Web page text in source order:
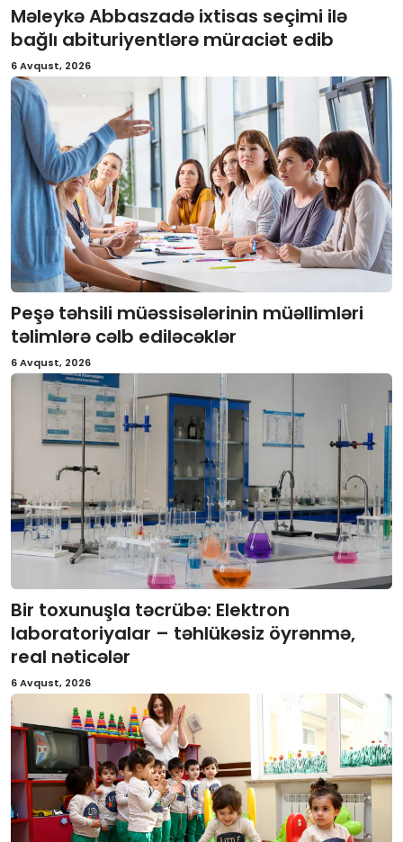
İctimai şura
Dünya
Məleykə Abbaszadə ixtisas seçimi ilə
bağlı abituriyentlərə müraciət edib
6 Avqust, 2026
Peşə təhsili müəssisələrinin müəllimləri
təlimlərə cəlb ediləcəklər
6 Avqust, 2026
Bir toxunuşla təcrübə: Elektron
laboratoriyalar – təhlükəsiz öyrənmə,
real nəticələr
6 Avqust, 2026